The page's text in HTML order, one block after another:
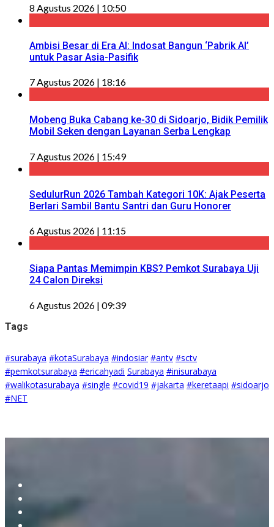
8 Agustus 2026 | 10:50
Ambisi Besar di Era AI: Indosat Bangun ‘Pabrik AI’
untuk Pasar Asia-Pasifik
7 Agustus 2026 | 18:16
Mobeng Buka Cabang ke-30 di Sidoarjo, Bidik Pemilik
Mobil Seken dengan Layanan Serba Lengkap
7 Agustus 2026 | 15:49
SedulurRun 2026 Tambah Kategori 10K: Ajak Peserta
Berlari Sambil Bantu Santri dan Guru Honorer
6 Agustus 2026 | 11:15
Siapa Pantas Memimpin KBS? Pemkot Surabaya Uji
24 Calon Direksi
6 Agustus 2026 | 09:39
Tags
#surabaya #kotaSurabaya #indosiar #antv #sctv
#pemkotsurabaya #ericahyadi Surabaya #inisurabaya
#walikotasurabaya #single #covid19 #jakarta #keretaapi #sidoarjo
#NET